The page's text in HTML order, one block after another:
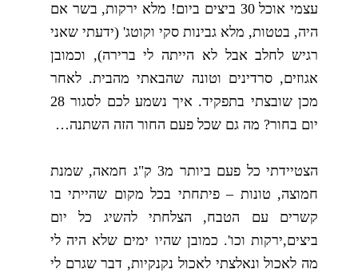
עצמי אוכל 30 ביצים ביום! מלא ירקות, בשר אם
היה, בטטות, מלא גבינות סקי וקוטג' (ידעתי שאני
רגיש לחלב אבל לא הייתה לי ברירה), וכמובן
אגוזים, סרדינים וטונה שהבאתי מהבית. לאחר
מכן שובצתי בתפקיד. איך נשמע לכם לסגור 28
יום בחור? מה גם שכל פעם החור הזה השתנה…
הצטיידתי כל פעם ביותר מ3 ק"ג חמאה, שמנת
חמוצה, טונות – פיתחתי בכל מקום שהייתי בו
קשרים עם הטבח, הצלחתי להשיג כל יום
ביצים,ירקות וכו'. כמובן שהיו ימים שלא היה לי
מה לאכול ונאלצתי לאכול נקנקיות, דבר שגרם לי